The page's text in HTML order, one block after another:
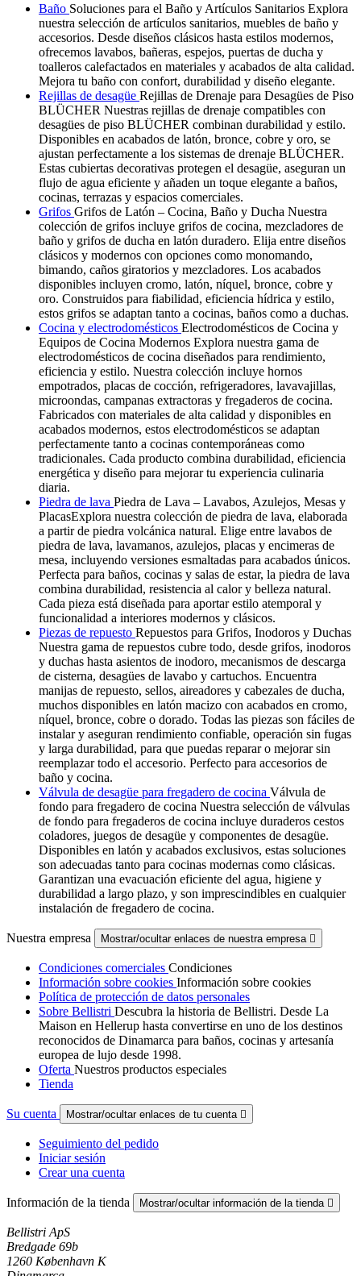
Baño Soluciones para el Baño y Artículos Sanitarios Explora
nuestra selección de artículos sanitarios, muebles de baño y
accesorios. Desde diseños clásicos hasta estilos modernos,
ofrecemos lavabos, bañeras, espejos, puertas de ducha y
toalleros calefactados en materiales y acabados de alta calidad.
Mejora tu baño con confort, durabilidad y diseño elegante.
Rejillas de desagüe Rejillas de Drenaje para Desagües de Piso
BLÜCHER Nuestras rejillas de drenaje compatibles con
desagües de piso BLÜCHER combinan durabilidad y estilo.
Disponibles en acabados de latón, bronce, cobre y oro, se
ajustan perfectamente a los sistemas de drenaje BLÜCHER.
Estas cubiertas decorativas protegen el desagüe, aseguran un
flujo de agua eficiente y añaden un toque elegante a baños,
cocinas, terrazas y espacios comerciales.
Grifos Grifos de Latón – Cocina, Baño y Ducha Nuestra
colección de grifos incluye grifos de cocina, mezcladores de
baño y grifos de ducha en latón duradero. Elija entre diseños
clásicos y modernos con opciones como monomando,
bimando, caños giratorios y mezcladores. Los acabados
disponibles incluyen cromo, latón, níquel, bronce, cobre y
oro. Construidos para fiabilidad, eficiencia hídrica y estilo,
estos grifos se adaptan tanto a cocinas, baños como a duchas.
Cocina y electrodomésticos Electrodomésticos de Cocina y
Equipos de Cocina Modernos Explora nuestra gama de
electrodomésticos de cocina diseñados para rendimiento,
eficiencia y estilo. Nuestra colección incluye hornos
empotrados, placas de cocción, refrigeradores, lavavajillas,
microondas, campanas extractoras y fregaderos de cocina.
Fabricados con materiales de alta calidad y disponibles en
acabados modernos, estos electrodomésticos se adaptan
perfectamente tanto a cocinas contemporáneas como
tradicionales. Cada producto combina durabilidad, eficiencia
energética y diseño para mejorar tu experiencia culinaria
diaria.
Piedra de lava Piedra de Lava – Lavabos, Azulejos, Mesas y
PlacasExplora nuestra colección de piedra de lava, elaborada
a partir de piedra volcánica natural. Elige entre lavabos de
piedra de lava, lavamanos, azulejos, placas y encimeras de
mesa, incluyendo versiones esmaltadas para acabados únicos.
Perfecta para baños, cocinas y salas de estar, la piedra de lava
combina durabilidad, resistencia al calor y belleza natural.
Cada pieza está diseñada para aportar estilo atemporal y
funcionalidad a interiores modernos y clásicos.
Piezas de repuesto Repuestos para Grifos, Inodoros y Duchas
Nuestra gama de repuestos cubre todo, desde grifos, inodoros
y duchas hasta asientos de inodoro, mecanismos de descarga
de cisterna, desagües de lavabo y cartuchos. Encuentra
manijas de repuesto, sellos, aireadores y cabezales de ducha,
muchos disponibles en latón macizo con acabados en cromo,
níquel, bronce, cobre o dorado. Todas las piezas son fáciles de
instalar y aseguran rendimiento confiable, operación sin fugas
y larga durabilidad, para que puedas reparar o mejorar sin
reemplazar todo el accesorio. Perfecto para accesorios de
baño y cocina.
Válvula de desagüe para fregadero de cocina Válvula de
fondo para fregadero de cocina Nuestra selección de válvulas
de fondo para fregaderos de cocina incluye duraderos cestos
coladores, juegos de desagüe y componentes de desagüe.
Disponibles en latón y acabados exclusivos, estas soluciones
son adecuadas tanto para cocinas modernas como clásicas.
Garantizan una evacuación eficiente del agua, higiene y
durabilidad a largo plazo, y son imprescindibles en cualquier
instalación de fregadero de cocina.
Nuestra empresa Mostrar/ocultar enlaces de nuestra empresa 
Condiciones comerciales Condiciones
Información sobre cookies Información sobre cookies
Política de protección de datos personales
Sobre Bellistri Descubra la historia de Bellistri. Desde La
Maison en Hellerup hasta convertirse en uno de los destinos
reconocidos de Dinamarca para baños, cocinas y artesanía
europea de lujo desde 1998.
Oferta Nuestros productos especiales
Tienda
Su cuenta Mostrar/ocultar enlaces de tu cuenta 
Seguimiento del pedido
Iniciar sesión
Crear una cuenta
Información de la tienda Mostrar/ocultar información de la tienda 
Bellistri ApS
Bredgade 69b
1260 København K